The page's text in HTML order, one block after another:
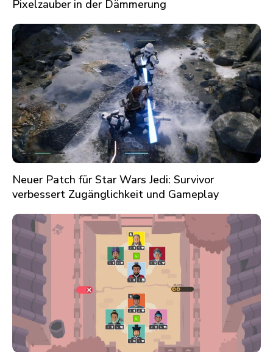
Pixelzauber in der Dämmerung
Neuer Patch für Star Wars Jedi: Survivor
verbessert Zugänglichkeit und Gameplay